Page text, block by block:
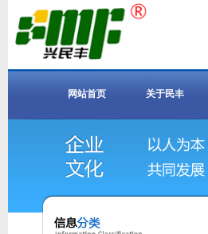
网站首页 关于民丰